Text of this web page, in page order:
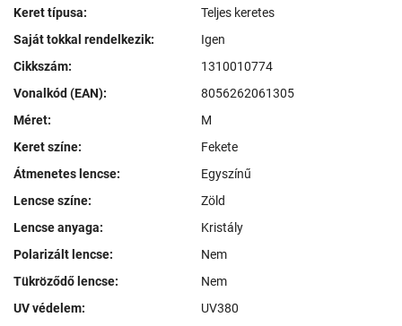
Keret típusa:
Teljes keretes
Saját tokkal rendelkezik:
Igen
Cikkszám:
1310010774
Vonalkód (EAN):
8056262061305
Méret:
M
Keret színe:
Fekete
Átmenetes lencse:
Egyszínű
Lencse színe:
Zöld
Lencse anyaga:
Kristály
Polarizált lencse:
Nem
Tükröződő lencse:
Nem
UV védelem:
UV380